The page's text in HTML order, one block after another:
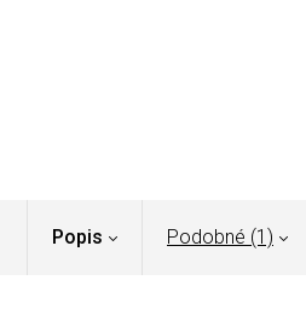
Popis Podobné (1)